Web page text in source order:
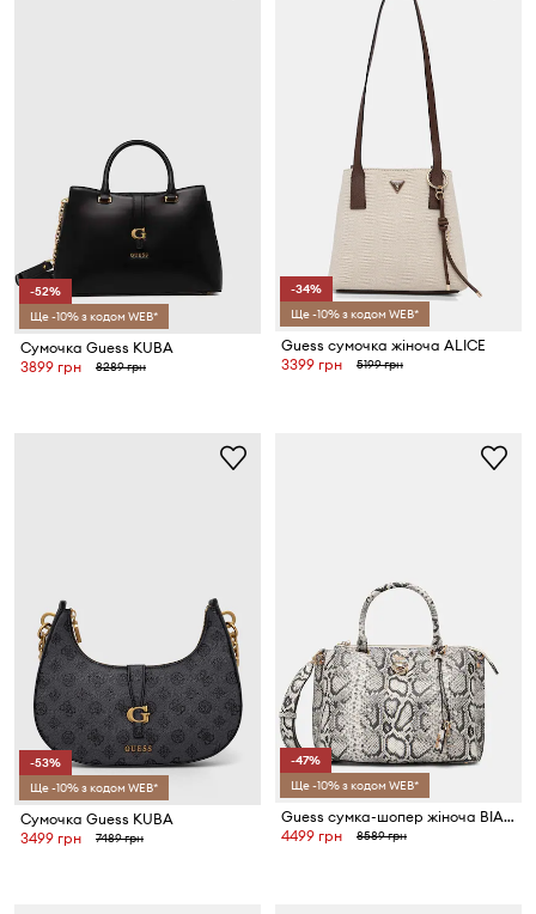
-52%
Ще -10% з кодом WEB*
Сумочка Guess KUBA
3899 грн
8289 грн
-34%
Ще -10% з кодом WEB*
Guess сумочка жіноча ALICE
3399 грн
5199 грн
-53%
Ще -10% з кодом WEB*
Сумочка Guess KUBA
3499 грн
7489 грн
-47%
Ще -10% з кодом WEB*
Guess сумка-шопер жіноча BIANCA
4499 грн
8589 грн